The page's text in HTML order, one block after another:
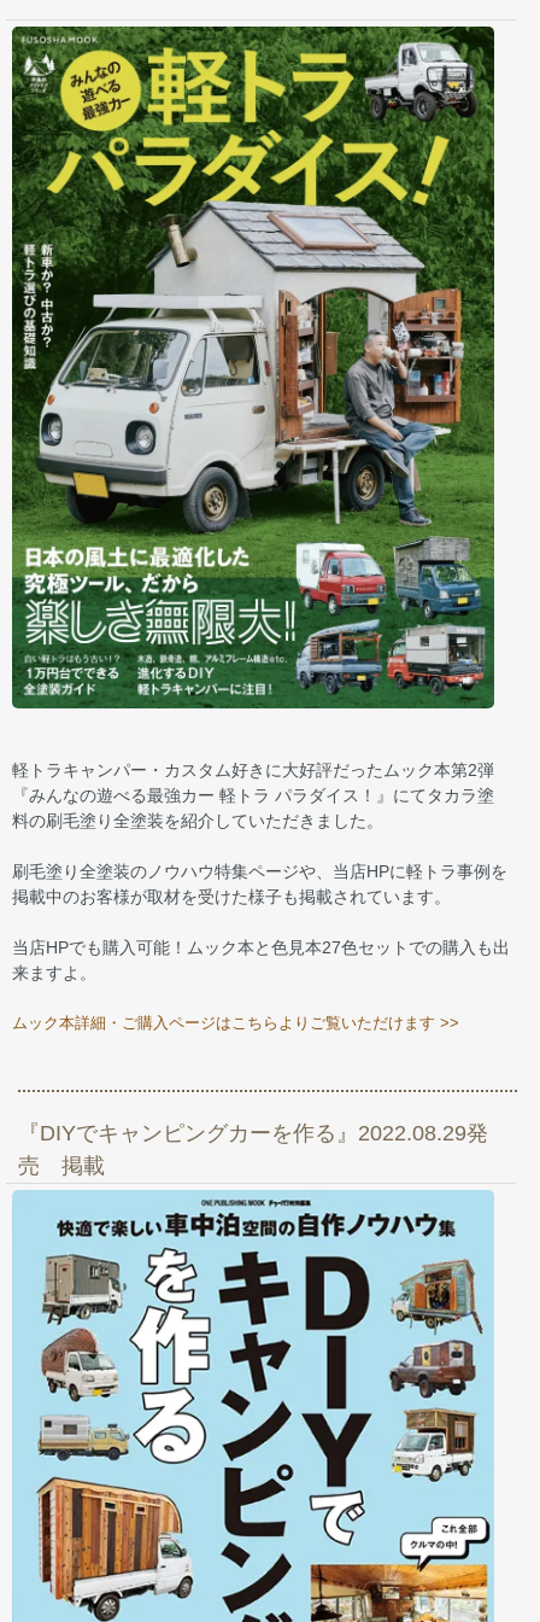
軽トラキャンパー・カスタム好きに大好評だったムック本第2弾
『みんなの遊べる最強カー 軽トラ パラダイス！』にてタカラ塗
料の刷毛塗り全塗装を紹介していただきました。
刷毛塗り全塗装のノウハウ特集ページや、当店HPに軽トラ事例を
掲載中のお客様が取材を受けた様子も掲載されています。
当店HPでも購入可能！ムック本と色見本27色セットでの購入も出
来ますよ。
ムック本詳細・ご購入ページはこちらよりご覧いただけます >>
『DIYでキャンピングカーを作る』2022.08.29発
売 掲載